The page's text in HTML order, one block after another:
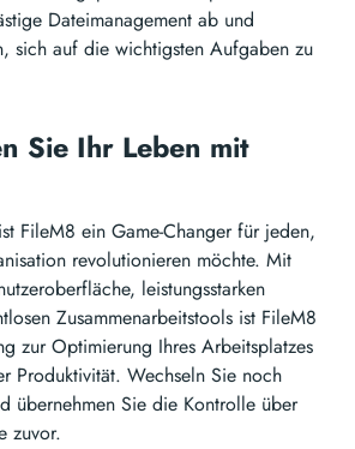
Dateimanagement ab und
sich auf die wichtigsten Aufgaben zu
Sie Ihr Leben mit
FileM8 ein Game-Changer für jeden,
revolutionieren möchte. Mit
leistungsstarken
Zusammenarbeitstools ist FileM8
zur Optimierung Ihres Arbeitsplatzes
Produktivität. Wechseln Sie noch
übernehmen Sie die Kontrolle über
zuvor.